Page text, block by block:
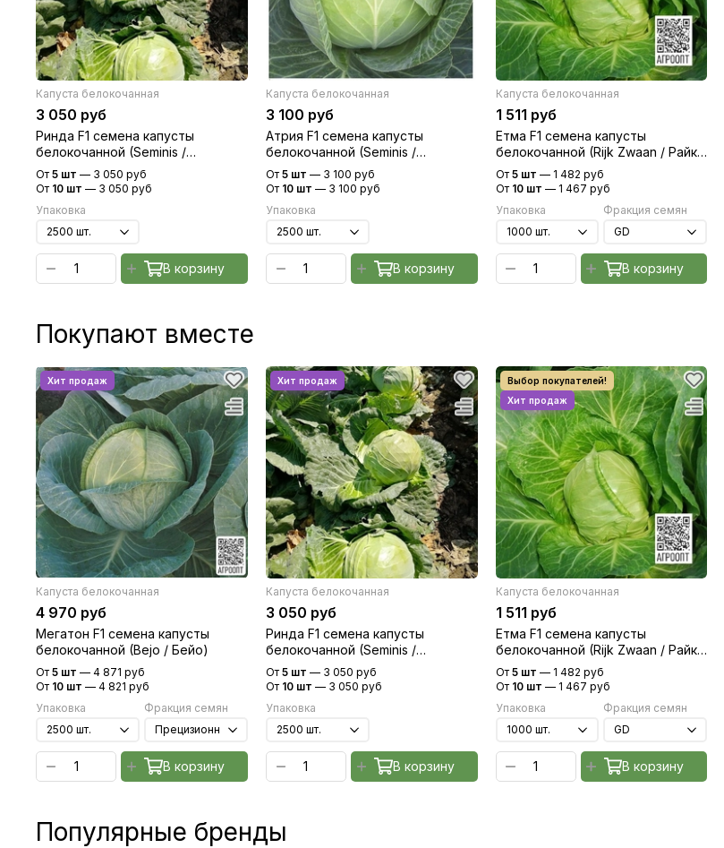
Капуста белокочанная
3 050 руб
Ринда F1 семена капусты
белокочанной (Seminis /
Семинис)
От 5 шт — 3 050 руб
От 10 шт — 3 050 руб
Упаковка
В корзину
Капуста белокочанная
3 100 руб
Атрия F1 семена капусты
белокочанной (Seminis /
Семинис)
От 5 шт — 3 100 руб
От 10 шт — 3 100 руб
Упаковка
В корзину
Капуста белокочанная
1 511 руб
Етма F1 семена капусты
белокочанной (Rijk Zwaan / Райк
Цваан)
От 5 шт — 1 482 руб
От 10 шт — 1 467 руб
Упаковка
Фракция семян
В корзину
Покупают вместе
Капуста белокочанная
4 970 руб
Мегатон F1 семена капусты
белокочанной (Bejo / Бейо)
От 5 шт — 4 871 руб
От 10 шт — 4 821 руб
Упаковка
Фракция семян
В корзину
Капуста белокочанная
3 050 руб
Ринда F1 семена капусты
белокочанной (Seminis /
Семинис)
От 5 шт — 3 050 руб
От 10 шт — 3 050 руб
Упаковка
В корзину
Капуста белокочанная
1 511 руб
Етма F1 семена капусты
белокочанной (Rijk Zwaan / Райк
Цваан)
От 5 шт — 1 482 руб
От 10 шт — 1 467 руб
Упаковка
Фракция семян
В корзину
Популярные бренды